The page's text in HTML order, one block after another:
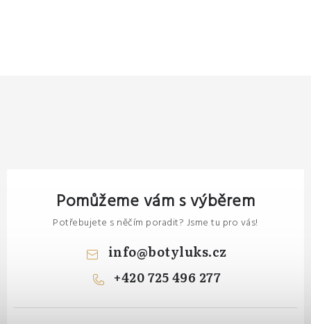
Pomůžeme vám s výběrem
Potřebujete s něčím poradit? Jsme tu pro vás!
info@botyluks.cz
+420 725 496 277